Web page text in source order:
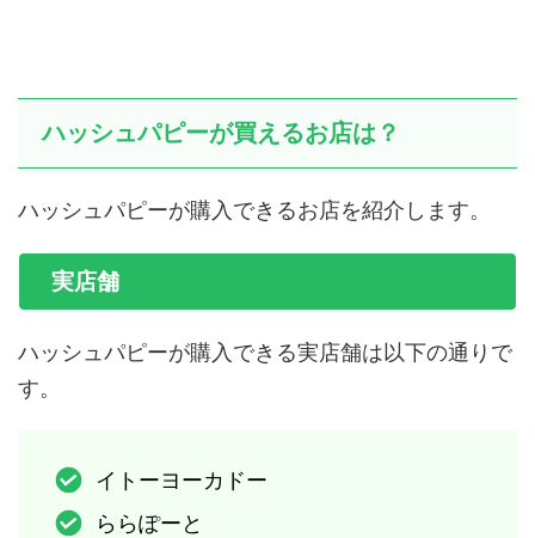
ハッシュパピーが買えるお店は？
ハッシュパピーが購入できるお店を紹介します。
実店舗
ハッシュパピーが購入できる実店舗は以下の通りで
す。
イトーヨーカドー
ららぽーと